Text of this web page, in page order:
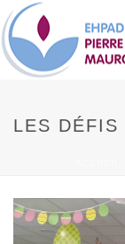
LES DÉFIS